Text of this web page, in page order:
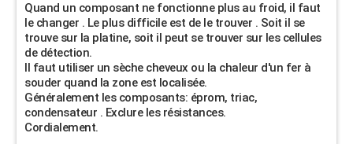
Quand un composant ne fonctionne plus au froid, il faut
le changer . Le plus difficile est de le trouver . Soit il se
trouve sur la platine, soit il peut se trouver sur les cellules
de détection.
Il faut utiliser un sèche cheveux ou la chaleur d'un fer à
souder quand la zone est localisée.
Généralement les composants: éprom, triac,
condensateur . Exclure les résistances.
Cordialement.